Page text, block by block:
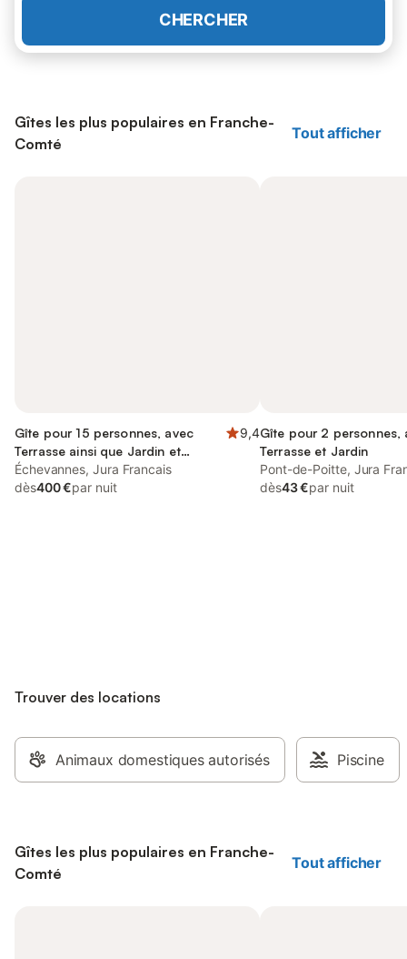
CHERCHER
Gîtes les plus populaires en Franche-
Comté
Tout afficher
Gîte pour 15 personnes, avec
Terrasse ainsi que Jardin et
Piscine
9,4
Échevannes, Jura Francais
dès400 €par nuit
Gîte pour 2 personnes,
Terrasse et Jardin
Pont-de-Poitte, Jura
dès43 €par nuit
Trouver des locations
Animaux domestiques autorisés Piscine
Gîtes les plus populaires en Franche-
Comté
Tout afficher